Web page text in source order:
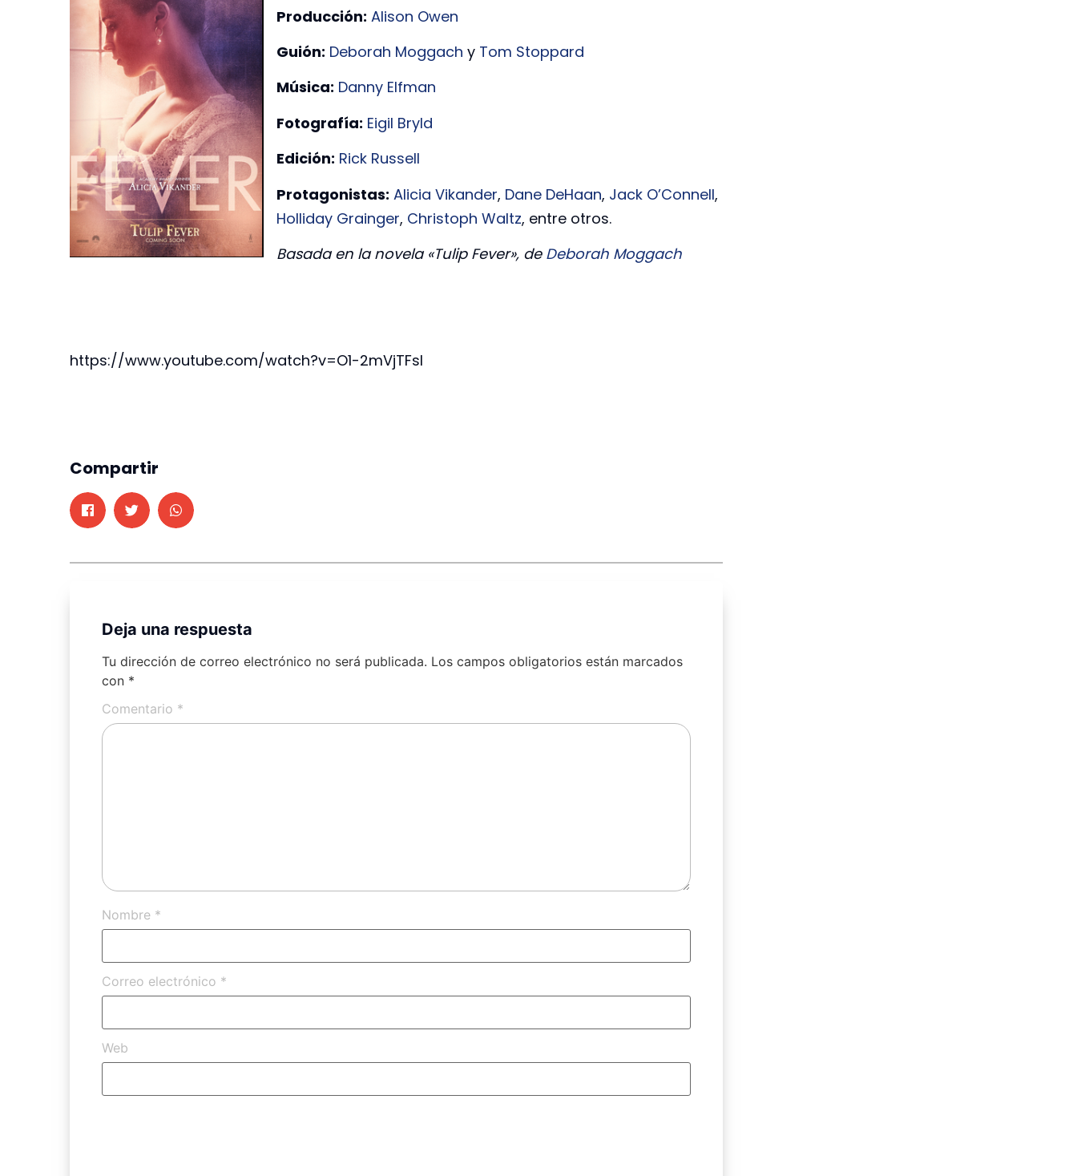
Producción: Alison Owen
Guión: Deborah Moggach y Tom Stoppard
Música: Danny Elfman
Fotografía: Eigil Bryld
Edición: Rick Russell
Protagonistas: Alicia Vikander, Dane DeHaan, Jack O’Connell,
Holliday Grainger, Christoph Waltz, entre otros.
Basada en la novela «Tulip Fever», de Deborah Moggach
https://www.youtube.com/watch?v=O1-2mVjTFsI
Compartir
Deja una respuesta
Tu dirección de correo electrónico no será publicada. Los campos obligatorios están marcados
con *
Comentario *
Nombre *
Correo electrónico *
Web